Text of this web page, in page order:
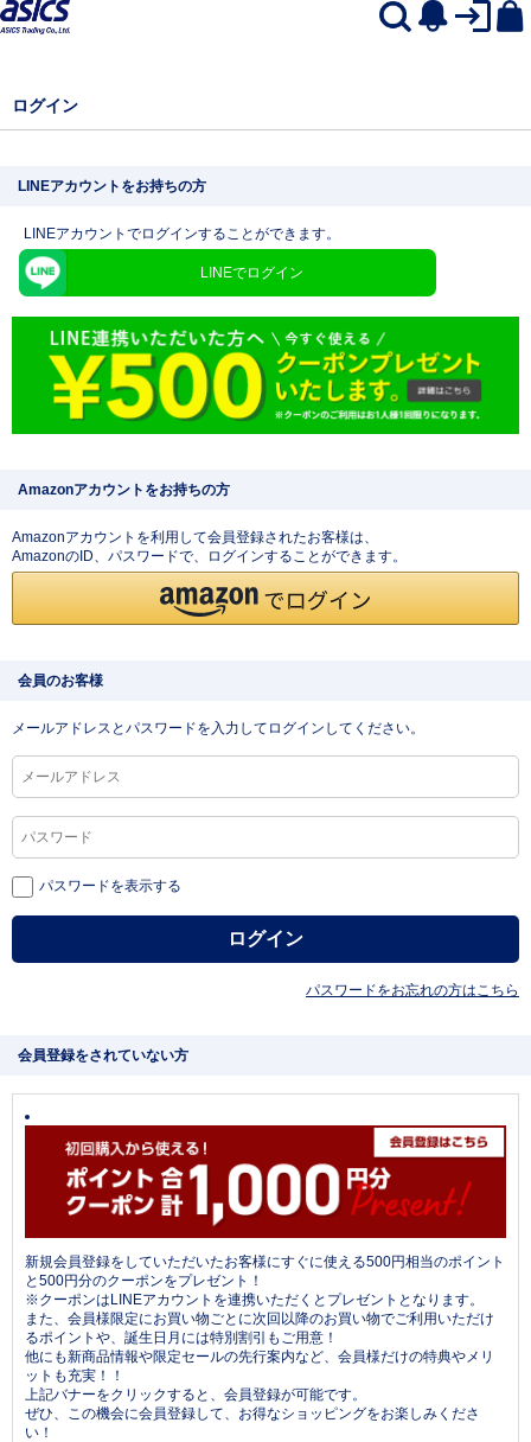
ログイン
LINEアカウントをお持ちの方
LINEアカウントでログインすることができます。
LINEでログイン
Amazonアカウントをお持ちの方
Amazonアカウントを利用して会員登録されたお客様は、
AmazonのID、パスワードで、ログインすることができます。
会員のお客様
メールアドレスとパスワードを入力してログインしてください。
パスワードを表示する
パスワードをお忘れの方はこちら
会員登録をされていない方
新規会員登録をしていただいたお客様にすぐに使える500円相当のポイント
と500円分のクーポンをプレゼント！
※クーポンはLINEアカウントを連携いただくとプレゼントとなります。
また、会員様限定にお買い物ごとに次回以降のお買い物でご利用いただけ
るポイントや、誕生日月には特別割引もご用意！
他にも新商品情報や限定セールの先行案内など、会員様だけの特典やメリ
ットも充実！！
上記バナーをクリックすると、会員登録が可能です。
ぜひ、この機会に会員登録して、お得なショッピングをお楽しみくださ
い！